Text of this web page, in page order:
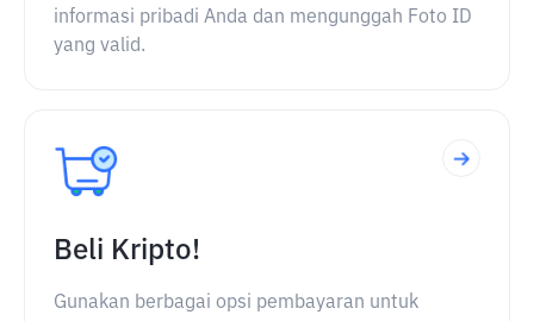
informasi pribadi Anda dan mengunggah Foto ID
yang valid.
Beli Kripto!
Gunakan berbagai opsi pembayaran untuk